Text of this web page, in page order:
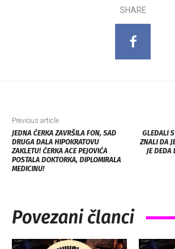
SHARE
Previous article
JEDNA ĆERKA ZAVRŠILA FON, SAD
DRUGA DALA HIPOKRATOVU
ZAKLETU! ĆERKA ACE PEJOVIĆA
POSTALA DOKTORKA, DIPLOMIRALA
MEDICINU!
GLEDALI
ZNALI DA
JE DEDA
Povezani članci